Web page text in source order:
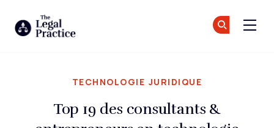
TECHNOLOGIE JURIDIQUE
Top 19 des consultants &